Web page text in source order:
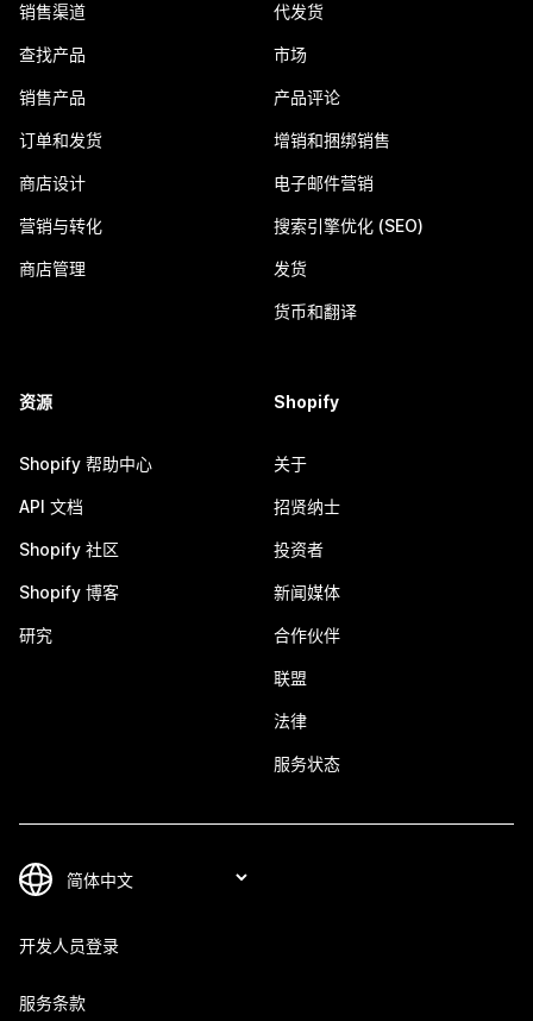
销售渠道
查找产品
销售产品
订单和发货
商店设计
营销与转化
商店管理
代发货
市场
产品评论
增销和捆绑销售
电子邮件营销
搜索引擎优化 (SEO)
发货
货币和翻译
资源
Shopify 帮助中心
API 文档
Shopify 社区
Shopify 博客
研究
Shopify
关于
招贤纳士
投资者
新闻媒体
合作伙伴
联盟
法律
服务状态
开发人员登录
服务条款